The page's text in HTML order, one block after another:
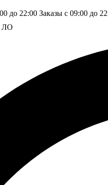
до 22:00 Заказы с 09:00 до
ЛО